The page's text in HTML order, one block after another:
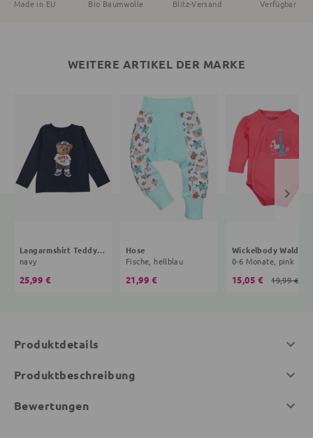
Made in EU Bio Baumwolle Blitz-Versand Verfügbar
WEITERE ARTIKEL DER MARKE
Langarmshirt Teddybär
navy
25,99 €
Hose
Fische, hellblau
21,99 €
Wickelbody Wald
0-6 Monate, pink
15,05 € 19,99 €
Produktdetails
Produktbeschreibung
Bewertungen